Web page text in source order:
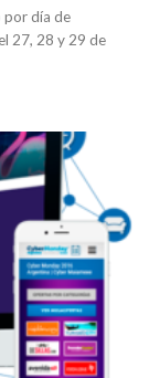
por día de
27, 28 y 29 de